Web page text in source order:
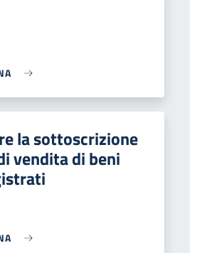
la sottoscrizione
vendita di beni